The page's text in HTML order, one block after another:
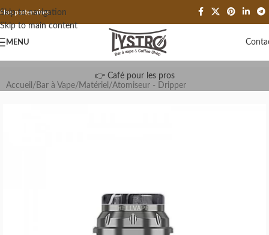
Skip to navigation
Skip to main content
Nos partenaires
MENU
👉 Café pour les pros
Accueil / Bar à Vape/ Matériel /Atomiseur - Dripper